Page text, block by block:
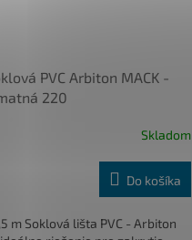
PVC Arbiton MACK -
220
Skladom
Do košíka
m Soklová lišta PVC - Arbiton